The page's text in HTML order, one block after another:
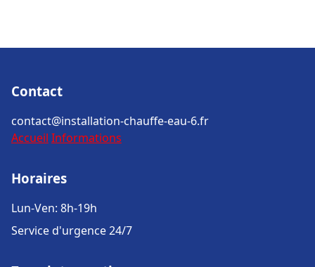
Contact
contact@installation-chauffe-eau-6.fr
Accueil Informations
Horaires
Lun-Ven: 8h-19h
Service d'urgence 24/7